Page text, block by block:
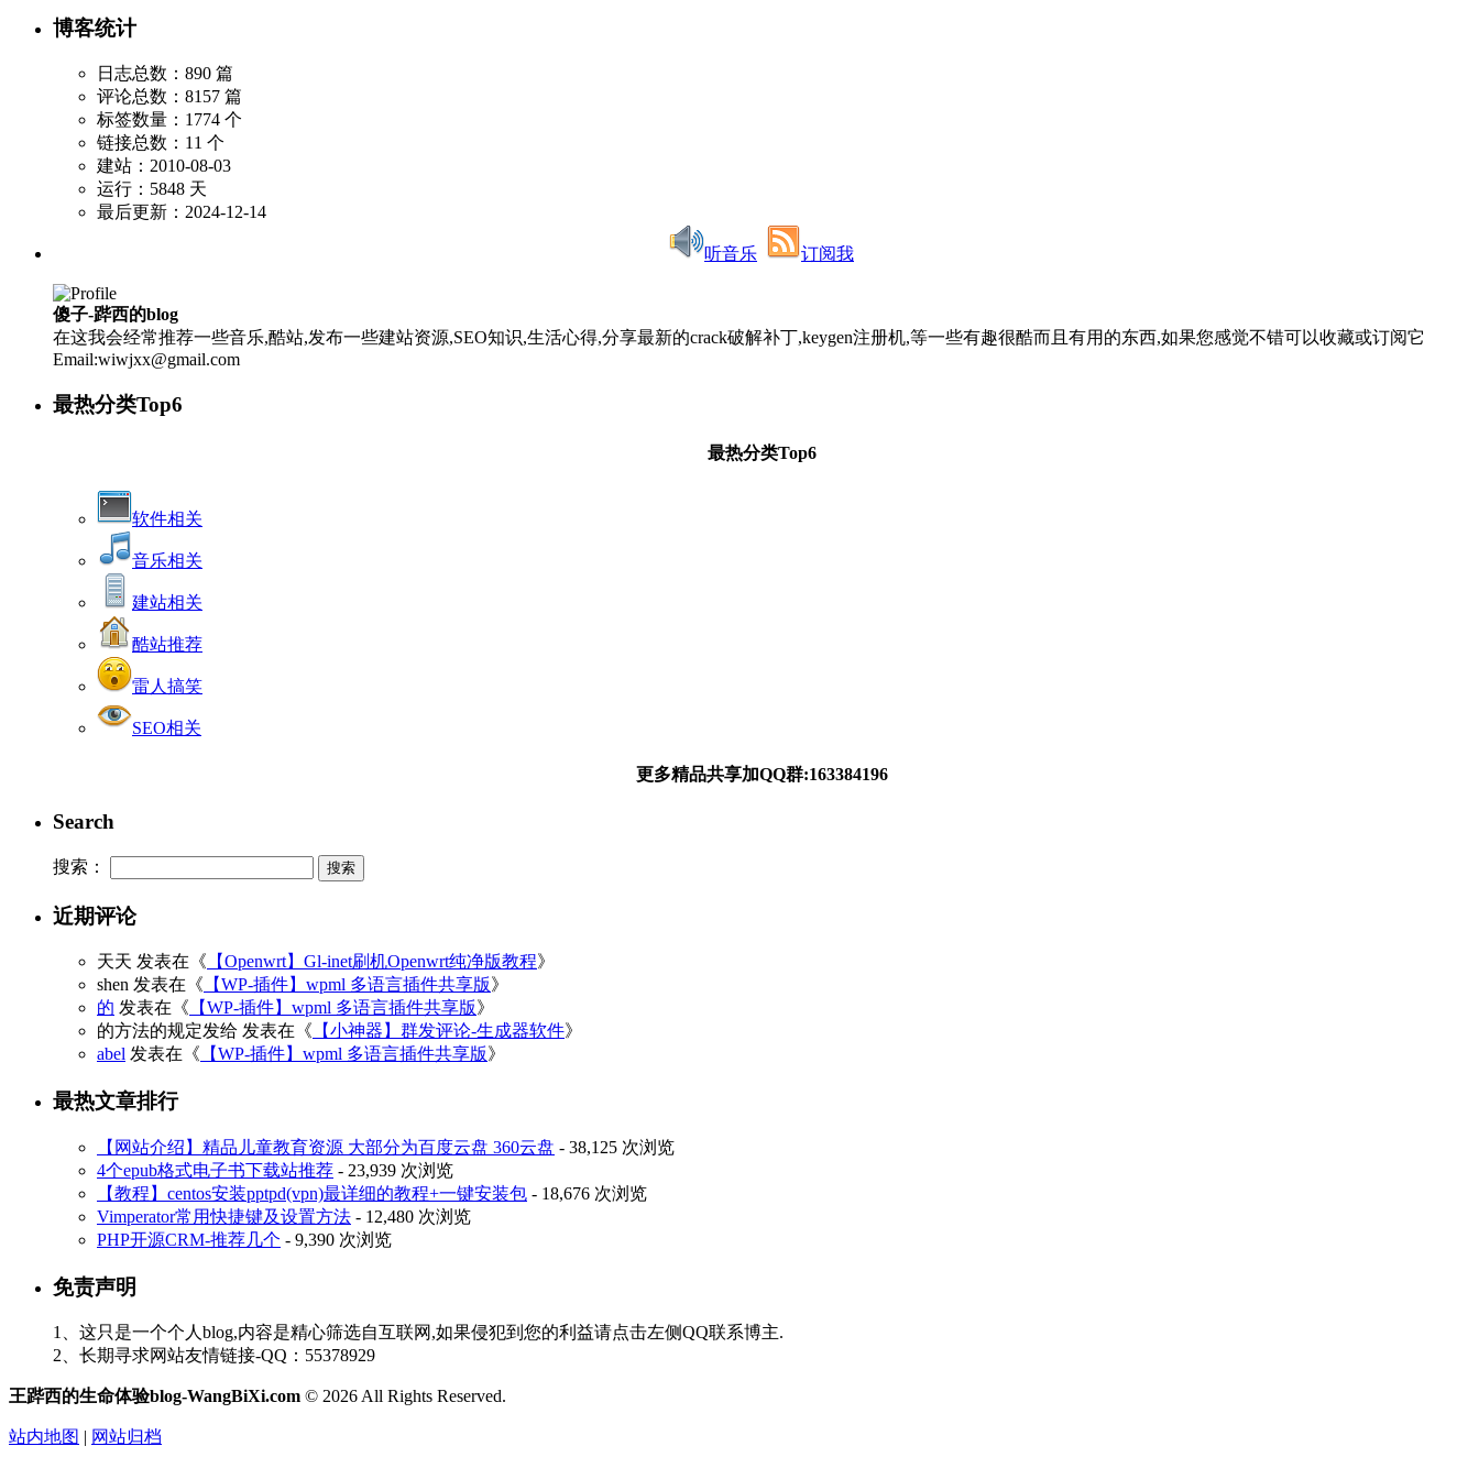
博客统计
日志总数：890 篇
评论总数：8157 篇
标签数量：1774 个
链接总数：11 个
建站：2010-08-03
运行：5848 天
最后更新：2024-12-14
听音乐 订阅我
傻子-跸西的blog
在这我会经常推荐一些音乐,酷站,发布一些建站资源,SEO知识,生活心得,分享最新的crack破解补丁,keygen注册机,等一些有趣很酷而且有用的东西,如果您感觉不错可以收藏或订阅它
Email:wiwjxx@gmail.com
最热分类Top6
最热分类Top6
软件相关
音乐相关
建站相关
酷站推荐
雷人搞笑
SEO相关
更多精品共享加QQ群:163384196
Search
搜索：
近期评论
天天 发表在《 【Openwrt】Gl-inet刷机Openwrt纯净版教程》
shen 发表在《 【WP-插件】wpml 多语言插件共享版》
的 发表在《 【WP-插件】wpml 多语言插件共享版》
的方法的规定发给 发表在《 【小神器】群发评论-生成器软件》
abel 发表在《 【WP-插件】wpml 多语言插件共享版》
最热文章排行
【网站介绍】精品儿童教育资源 大部分为百度云盘 360云盘 - 38,125 次浏览
4个epub格式电子书下载站推荐 - 23,939 次浏览
【教程】centos安装pptpd(vpn)最详细的教程+一键安装包 - 18,676 次浏览
Vimperator常用快捷键及设置方法 - 12,480 次浏览
PHP开源CRM-推荐几个 - 9,390 次浏览
免责声明
1、这只是一个个人blog,内容是精心筛选自互联网,如果侵犯到您的利益请点击左侧QQ联系博主.
2、长期寻求网站友情链接-QQ：55378929
王跸西的生命体验blog-WangBiXi.com © 2026 All Rights Reserved.
站内地图 | 网站归档